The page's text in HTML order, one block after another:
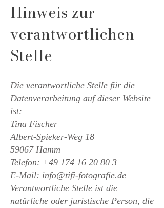
Hinweis zur
verantwortlichen
Stelle
Die verantwortliche Stelle für die
Datenverarbeitung auf dieser Website
ist:
Tina Fischer
Albert-Spieker-Weg 18
59067 Hamm
Telefon: +49 174 16 20 80 3
E-Mail: info@tifi-fotografie.de
Verantwortliche Stelle ist die
natürliche oder juristische Person, die